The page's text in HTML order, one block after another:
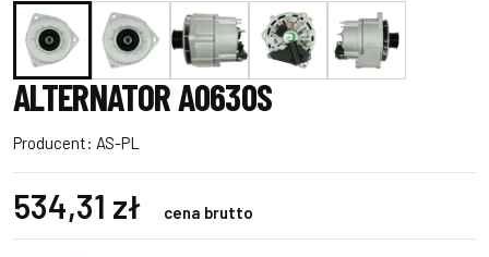
ALTERNATOR A0630S
Producent: AS-PL
534,31 zł cena brutto